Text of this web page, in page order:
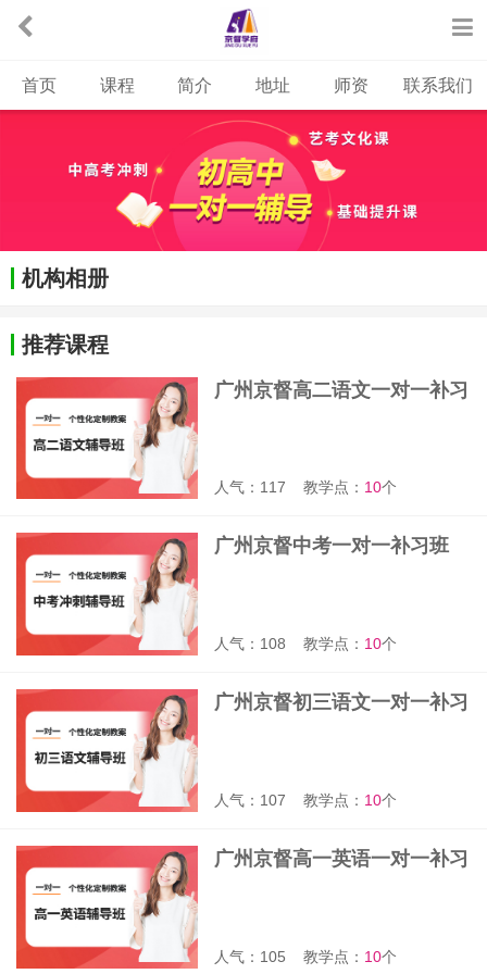
首页 课程 简介 地址 师资 联系我们
机构相册
推荐课程
广州京督高二语文一对一补习
人气：117 教学点： 10个
广州京督中考一对一补习班
人气：108 教学点： 10个
广州京督初三语文一对一补习
人气：107 教学点： 10个
广州京督高一英语一对一补习
人气：105 教学点： 10个